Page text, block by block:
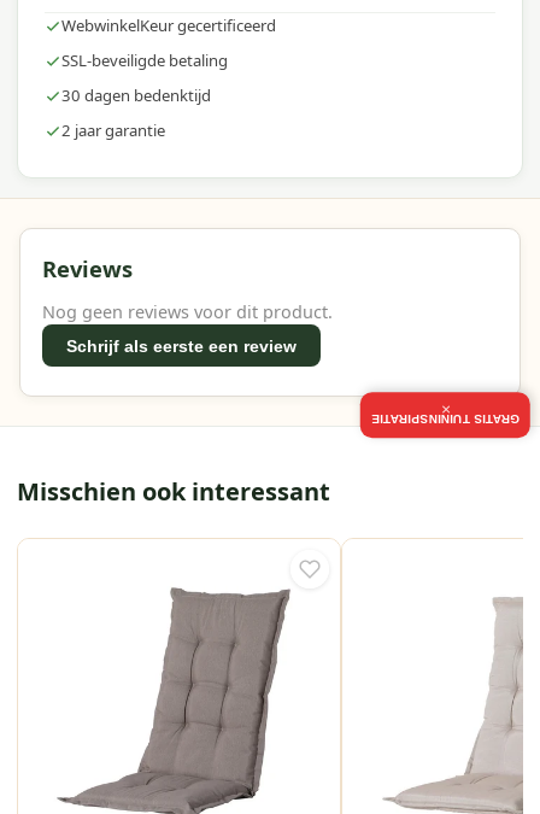
WebwinkelKeur gecertificeerd
SSL-beveiligde betaling
30 dagen bedenktijd
2 jaar garantie
Reviews
Nog geen reviews voor dit product.
Schrijf als eerste een review
Misschien ook interessant
GRATIS TUININSPIRATIE
×